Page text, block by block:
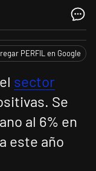
PERFIL en Google
sector
Se
al 6% en
este año